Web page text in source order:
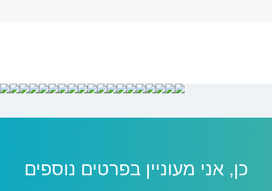
כן, אני מעוניין בפרטים נוספים